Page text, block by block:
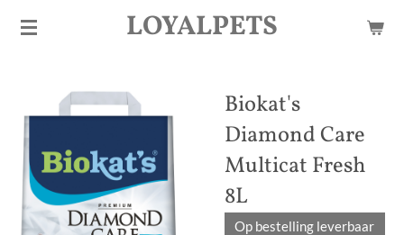
Ga
hoofdinhoud
LOYALPETS
Biokat's
Diamond Care
Multicat Fresh
8L
Op bestelling leverbaar